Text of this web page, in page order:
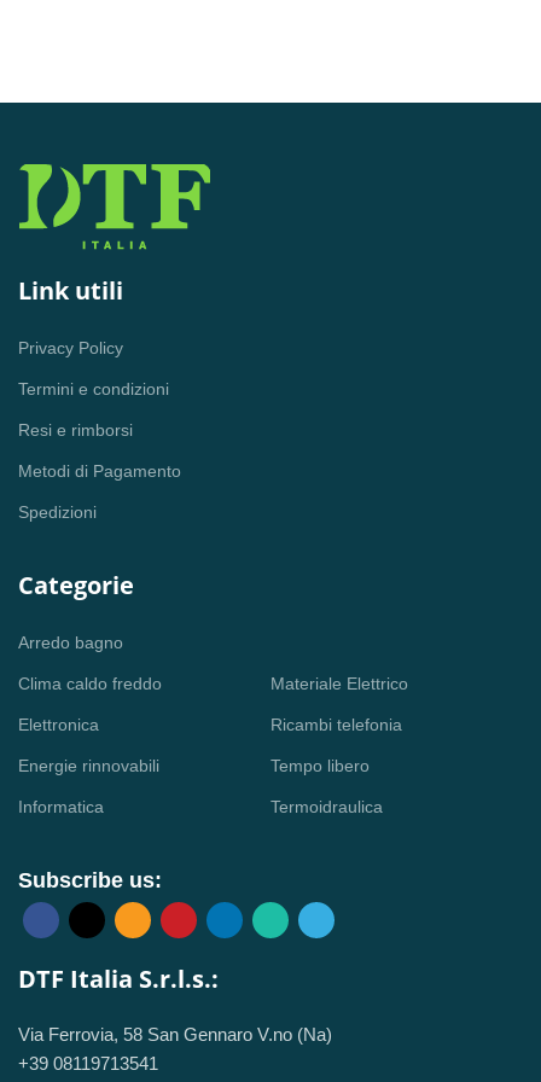
Link utili
Privacy Policy
Termini e condizioni
Resi e rimborsi
Metodi di Pagamento
Spedizioni
Categorie
Arredo bagno
Clima caldo freddo
Elettronica
Energie rinnovabili
Informatica
Materiale Elettrico
Ricambi telefonia
Tempo libero
Termoidraulica
Subscribe us:
DTF Italia S.r.l.s.:
Via Ferrovia, 58 San Gennaro V.no (Na)
+39 08119713541